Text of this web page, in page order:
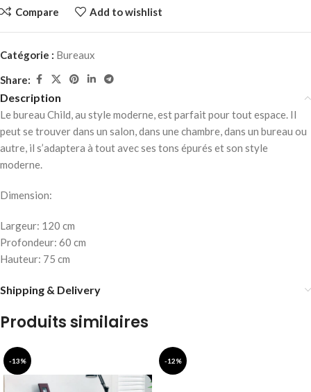
Compare Add to wishlist
Catégorie : Bureaux
Share:
Description
Le bureau Child, au style moderne, est parfait pour tout espace. Il
peut se trouver dans un salon, dans une chambre, dans un bureau ou
autre, il s’adaptera à tout avec ses tons épurés et son style
moderne.
Dimension:
Largeur: 120 cm
Profondeur: 60 cm
Hauteur: 75 cm
Shipping & Delivery
Produits similaires
-13% -12%